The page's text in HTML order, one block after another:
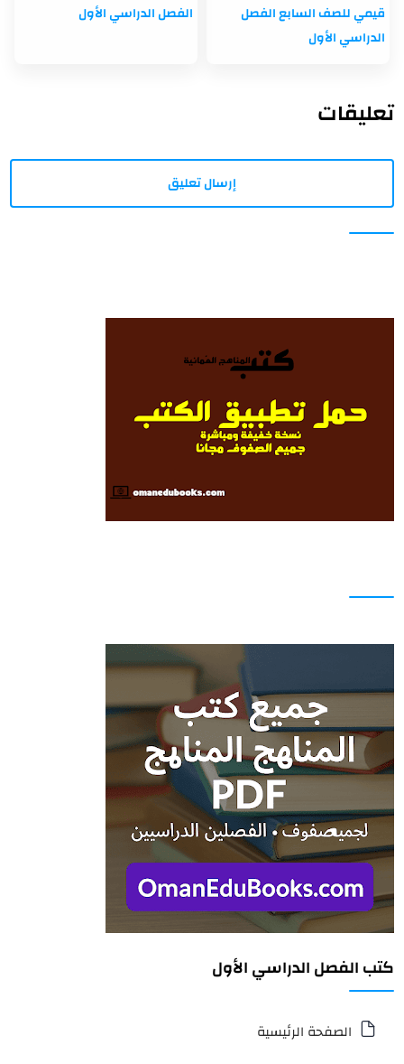
قيمي للصف السابع الفصل
الدراسي الأول
الفصل الدراسي الأول
تعليقات
إرسال تعليق
كتب الفصل الدراسي الأول
الصفحة الرئيسية